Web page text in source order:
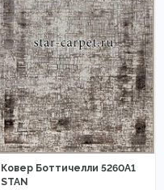
Ковер Боттичелли 5260A1
STAN